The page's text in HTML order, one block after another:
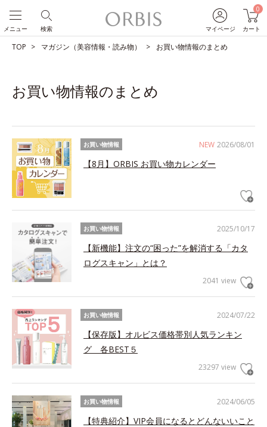
マイページ
0
カート
検索
メニュー
TOP マガジン（美容情報・読み物） お買い物情報のまとめ
お買い物情報のまとめ
NEW 2026/08/01
お買い物情報
【8月】ORBIS お買い物カレンダー
2025/10/17
お買い物情報
【新機能】注文の“困った”を解消する「カタ
ログスキャン」とは？
2041 view
2024/07/22
お買い物情報
【保存版】オルビス価格帯別人気ランキン
グ 各BEST５
23297 view
2024/06/05
お買い物情報
【特典紹介】VIP会員になるとどんないいこと